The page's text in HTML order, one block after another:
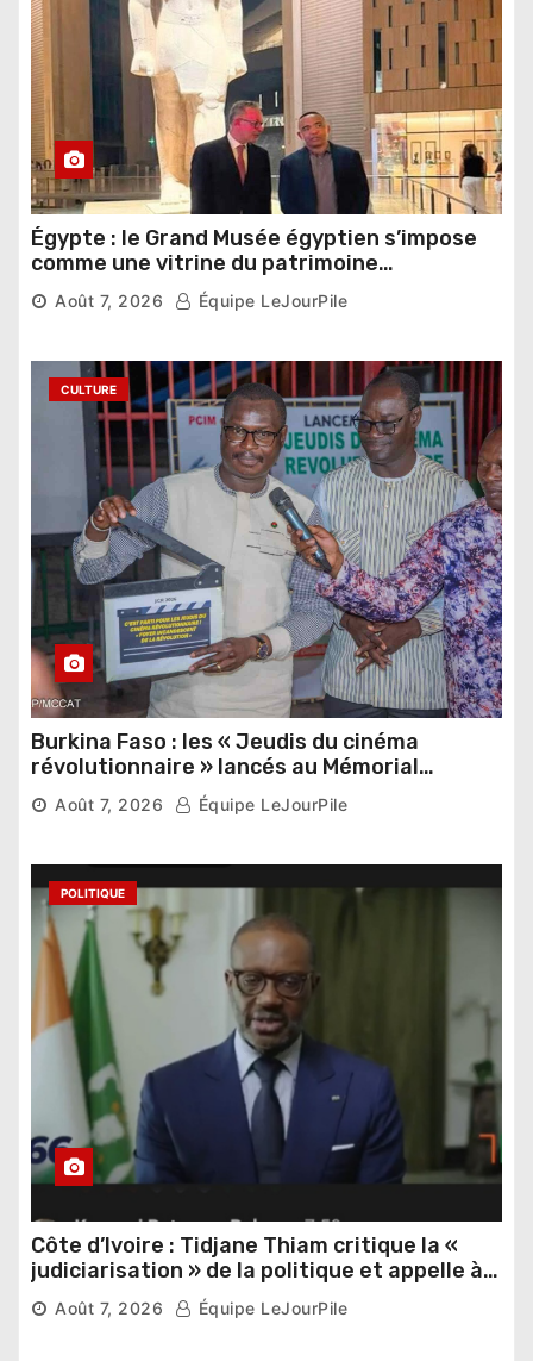
Égypte : le Grand Musée égyptien s’impose
comme une vitrine du patrimoine
pharaonique auprès des dirigeants
étrangers
Août 7, 2026 Équipe LeJourPile
CULTURE
Burkina Faso : les « Jeudis du cinéma
révolutionnaire » lancés au Mémorial
Thomas Sankara
Août 7, 2026 Équipe LeJourPile
POLITIQUE
Côte d’Ivoire : Tidjane Thiam critique la «
judiciarisation » de la politique et appelle à
poursuivre l’apaisement
Août 7, 2026 Équipe LeJourPile